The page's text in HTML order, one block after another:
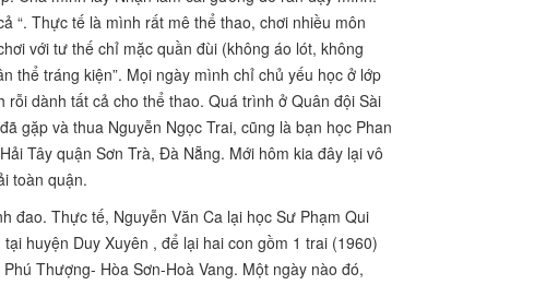
“. Thực tế là mình rất mê thể thao, chơi nhiều môn
với tư thế chỉ mặc quần đùi (không áo lót, không
thể tráng kiện”. Mọi ngày mình chỉ chủ yếu học ở lớp
dành tất cả cho thể thao. Quá trình ở Quân đội Sài
gặp và thua Nguyễn Ngọc Trai, cũng là bạn học Phan
Tây quận Sơn Trà, Đà Nẵng. Mới hôm kia đây lại vô
toàn quận.
đao. Thực tế, Nguyễn Văn Ca lại học Sư Phạm Qui
huyện Duy Xuyên , để lại hai con gồm 1 trai (1960)
Thượng- Hòa Sơn-Hoà Vang. Một ngày nào đó,